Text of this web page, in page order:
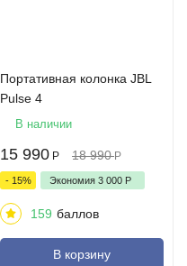
Портативная колонка JBL
Pulse 4
В наличии
15 990 Р 18 990 Р
- 15% Экономия 3 000 Р
159 баллов
В корзину